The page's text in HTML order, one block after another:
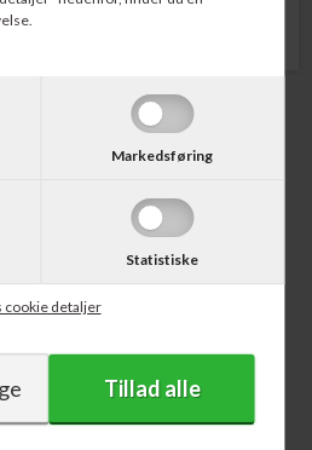
Markedsføring
Statistiske
cookie detaljer